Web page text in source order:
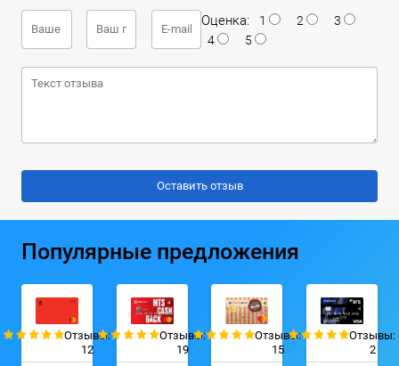
Оценка: 1 2
3
4
5
Популярные предложения
Отзывы:
12
Отзывы:
19
Отзывы:
15
Отзывы:
2